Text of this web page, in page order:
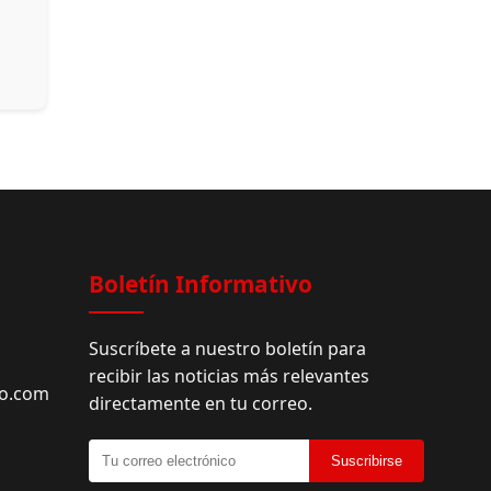
Boletín Informativo
Suscríbete a nuestro boletín para
recibir las noticias más relevantes
directamente en tu correo.
Suscribirse